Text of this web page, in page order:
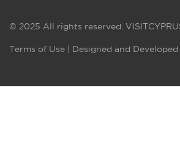
© 2025 All rights reserved.
Terms of Use | Designed and